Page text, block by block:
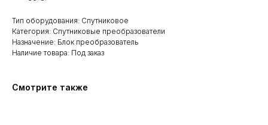
Тип оборудования: Спутниковое
Категория: Спутниковые преобразователи
Назначение: Блок преобразователь
Наличие товара: Под заказ
Смотрите также